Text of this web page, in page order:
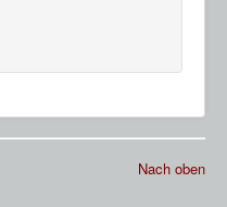
Nach oben